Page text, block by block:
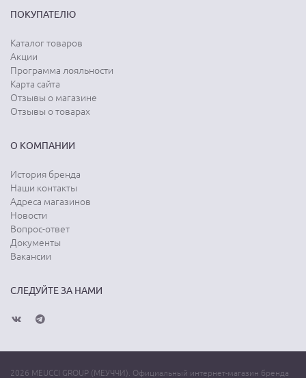
ПОКУПАТЕЛЮ
Каталог товаров
Акции
Программа лояльности
Карта сайта
Отзывы о магазине
Отзывы о товарах
О КОМПАНИИ
История бренда
Наши контакты
Адреса магазинов
Новости
Вопрос-ответ
Документы
Вакансии
СЛЕДУЙТЕ ЗА НАМИ
2026 MEUCCI GROUP (МЕУЧЧИ). Официальный интернет-магазин бренда